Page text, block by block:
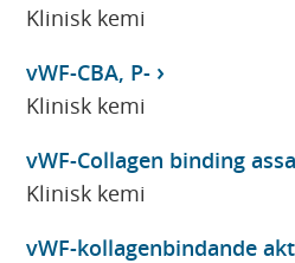
Klinisk kemi
vWF-CBA, P-
Klinisk kemi
vWF-Collagen binding
Klinisk kemi
vWF-kollagenbindande